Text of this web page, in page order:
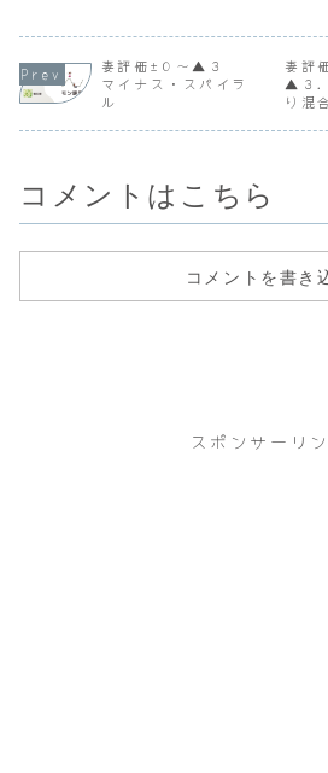
妻評価±０～▲３
マイナス・スパイラ
ル
妻評
▲３
り混
コメントはこちら
コメントを書き
スポンサーリ